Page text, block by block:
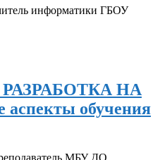
информатики ГБОУ
НА
обучения
МБУ ДО